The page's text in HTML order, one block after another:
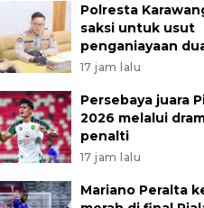
Polresta
saksi untuk usut
penganiayaan
17 jam lalu
Persebaya juara
2026 melalui
penalti
17 jam lalu
Mariano Peralta